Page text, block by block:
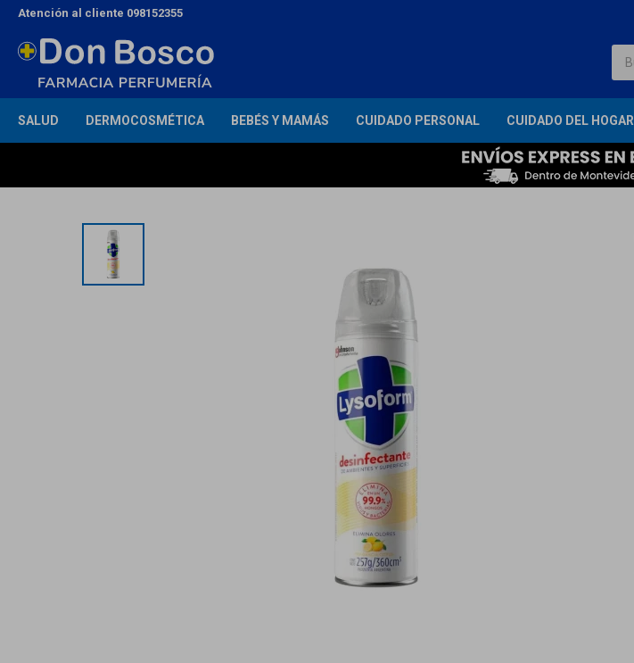
SALUD DERMOCOSMÉTICA BEBÉS Y MAMÁS CUIDADO PERSONAL CUIDADO DEL HOGAR
Atención al cliente 098152355